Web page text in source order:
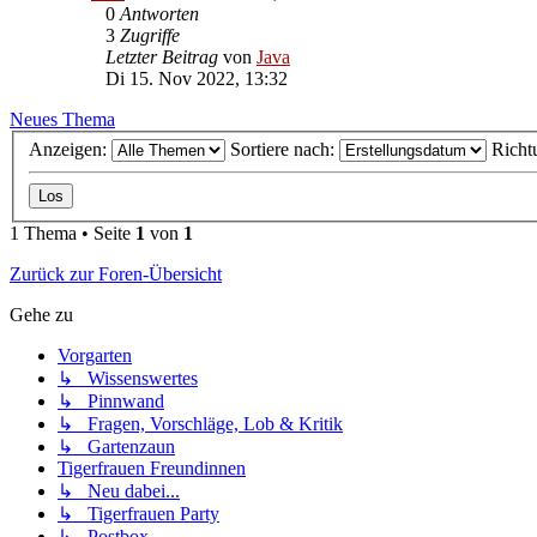
0 Antworten
3 Zugriffe
Letzter Beitrag von Java
Di 15. Nov 2022, 13:32
Neues Thema
Anzeigen:
Sortiere nach:
1 Thema • Seite 1 von 1
Zurück zur Foren-Übersicht
Gehe zu
Vorgarten
↳ Wissenswertes
↳ Pinnwand
↳ Fragen, Vorschläge, Lob & Kritik
↳ Gartenzaun
Tigerfrauen Freundinnen
↳ Neu dabei...
↳ Tigerfrauen Party